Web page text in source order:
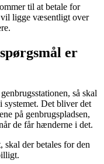
til at betale for
vil ligge væsentligt over
er
så skal
systemet. Det bliver det
på genbrugspladsen,
de får hænderne i det.
skal der betales for den